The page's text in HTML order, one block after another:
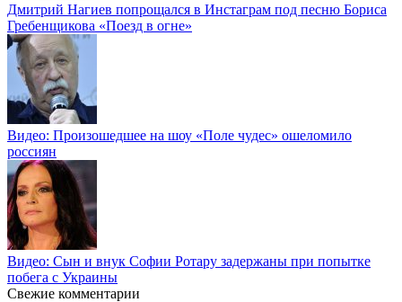
Дмитрий Нагиев попрощался в Инстаграм под песню Бориса
Гребенщикова «Поезд в огне»
Видео: Произошедшее на шоу «Поле чудес» ошеломило
россиян
Видео: Сын и внук Софии Ротару задержаны при попытке
побега с Украины
Свежие комментарии